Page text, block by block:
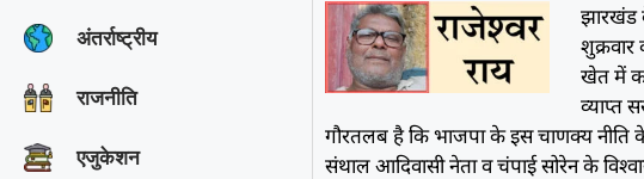
अंतर्राष्ट्रीय
राजनीति
एजुकेशन
झारखंड
शुक्रवार
खेत में
व्याप्त
गौरतलब है कि भाजपा के इस चाणक्य नीति
संथाल आदिवासी नेता व चंपाई सोरेन के